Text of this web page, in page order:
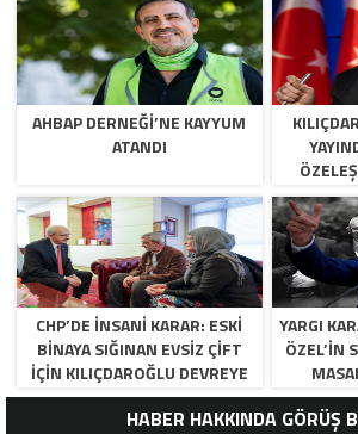
AHBAP DERNEĞI’NE KAYYUM
ATANDI
RESTI
CHP’DE İNSANI KARAR: ESKI
BINAYA SIĞINAN EVSIZ ÇIFT
İÇIN KILIÇDAROĞLU DEVREYE
GIRDI!
YARGI
ÖZEL’IN
HABER HAKKINDA GÖRÜŞ